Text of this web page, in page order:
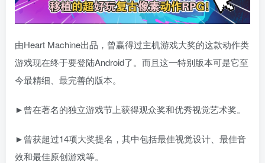
由Heart Machine出品，曾赢得过主机游戏大奖的这款动作类
游戏现在终于要登陆Android了。而且这一特别版本可是它至
今最精细、最完善的版本。
►曾在著名的独立游戏节上获得观众奖和优秀视觉艺术奖。
►曾获超过14项大奖提名，其中包括最佳视觉设计、最佳音
效和最佳原创游戏等。